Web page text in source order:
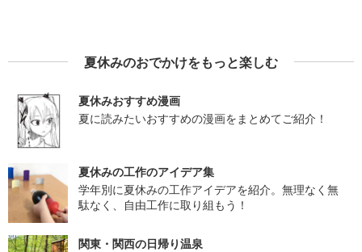
夏休みのおでかけをもっと楽しむ
夏休みおすすめ漫画
夏に読みたいおすすめの漫画をまとめてご紹介！
夏休みの工作のアイデア集
学年別に夏休みの工作アイデアを紹介。無理なく無
駄なく、自由工作に取り組もう！
関東・関西の日帰り温泉